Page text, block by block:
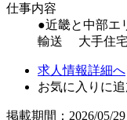
仕事内容
●近畿と中部エ
輸送 大手住宅
求人情報詳細へ
お気に入りに
掲載期間：2026/05/